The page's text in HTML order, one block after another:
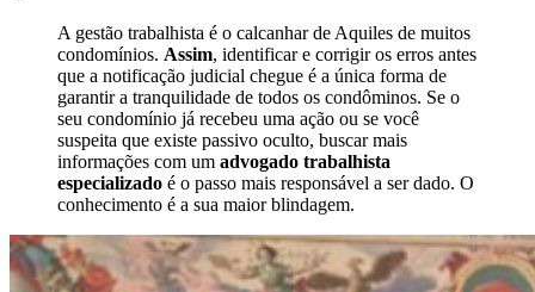
A gestão trabalhista é o calcanhar de Aquiles de muitos
condomínios. Assim, identificar e corrigir os erros antes
que a notificação judicial chegue é a única forma de
garantir a tranquilidade de todos os condôminos. Se o
seu condomínio já recebeu uma ação ou se você
suspeita que existe passivo oculto, buscar mais
informações com um advogado trabalhista
especializado é o passo mais responsável a ser dado. O
conhecimento é a sua maior blindagem.